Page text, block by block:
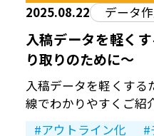
2025.08.22 データ
入稿データを軽く
り取りのために〜
入稿データを軽くする
線でわかりやすくご紹
アウトライン化